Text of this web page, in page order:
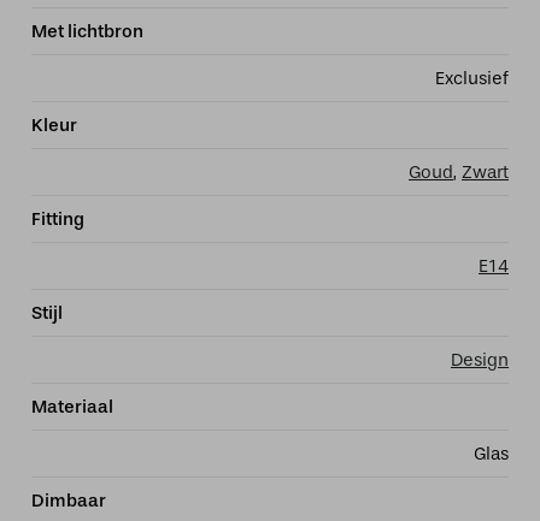
Met lichtbron
Exclusief
Kleur
Goud, Zwart
Fitting
E14
Stijl
Design
Materiaal
Glas
Dimbaar